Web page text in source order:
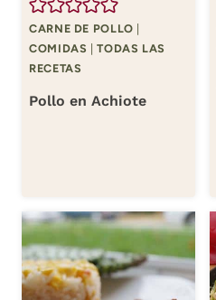
CARNE DE POLLO
COMIDAS |TODAS LAS
RECETAS
Pollo en Achiote